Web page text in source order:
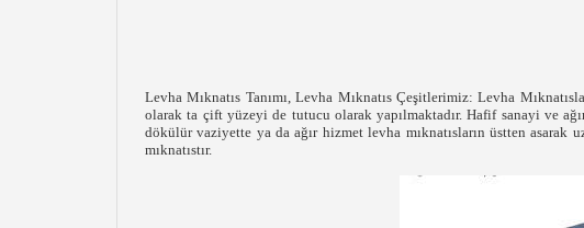
Levha Mıknatıs Tanımı, Levha Mıknatıs Çeşitlerimiz: Levha
olarak ta çift yüzeyi de tutucu olarak yapılmaktadır.Hafif sanayi ve
dökülür vaziyette ya da ağır hizmet levha mıknatısların üstten asarak
mıknatıstır.